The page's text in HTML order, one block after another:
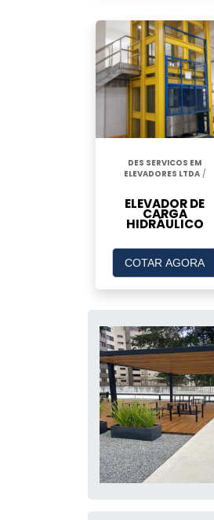
DES SERVICOS EM
ELEVADORES LTDA/
ELEVADOR DE
CARGA
HIDRÁULICO
COTAR AGORA